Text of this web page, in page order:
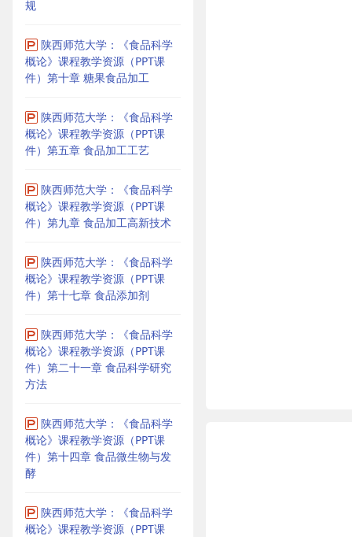
规
陕西师范大学：《食品科学
概论》课程教学资源（PPT课
件）第十章 糖果食品加工
陕西师范大学：《食品科学
概论》课程教学资源（PPT课
件）第五章 食品加工工艺
陕西师范大学：《食品科学
概论》课程教学资源（PPT课
件）第九章 食品加工高新技术
陕西师范大学：《食品科学
概论》课程教学资源（PPT课
件）第十七章 食品添加剂
陕西师范大学：《食品科学
概论》课程教学资源（PPT课
件）第二十一章 食品科学研究
方法
陕西师范大学：《食品科学
概论》课程教学资源（PPT课
件）第十四章 食品微生物与发
酵
陕西师范大学：《食品科学
概论》课程教学资源（PPT课